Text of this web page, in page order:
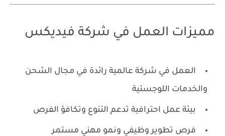
مميزات العمل في شركة فيديكس
العمل في شركة عالمية رائدة في مجال الشحن
والخدمات اللوجستية
بيئة عمل احترافية تدعم التنوع وتكافؤ الفرص
فرص تطوير وظيفي ونمو مهني مستمر